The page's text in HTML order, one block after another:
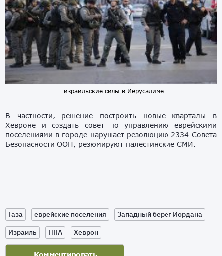
израильские силы в Иерусалиме
В частности, решение построить новые кварталы в
Хевроне и создать совет по управлению еврейскими
поселениями в городе нарушает резолюцию 2334 Совета
Безопасности ООН, резюмируют палестинские СМИ.
Газа еврейские поселения
Западный берег Иордана
Израиль
ПНА Хеврон